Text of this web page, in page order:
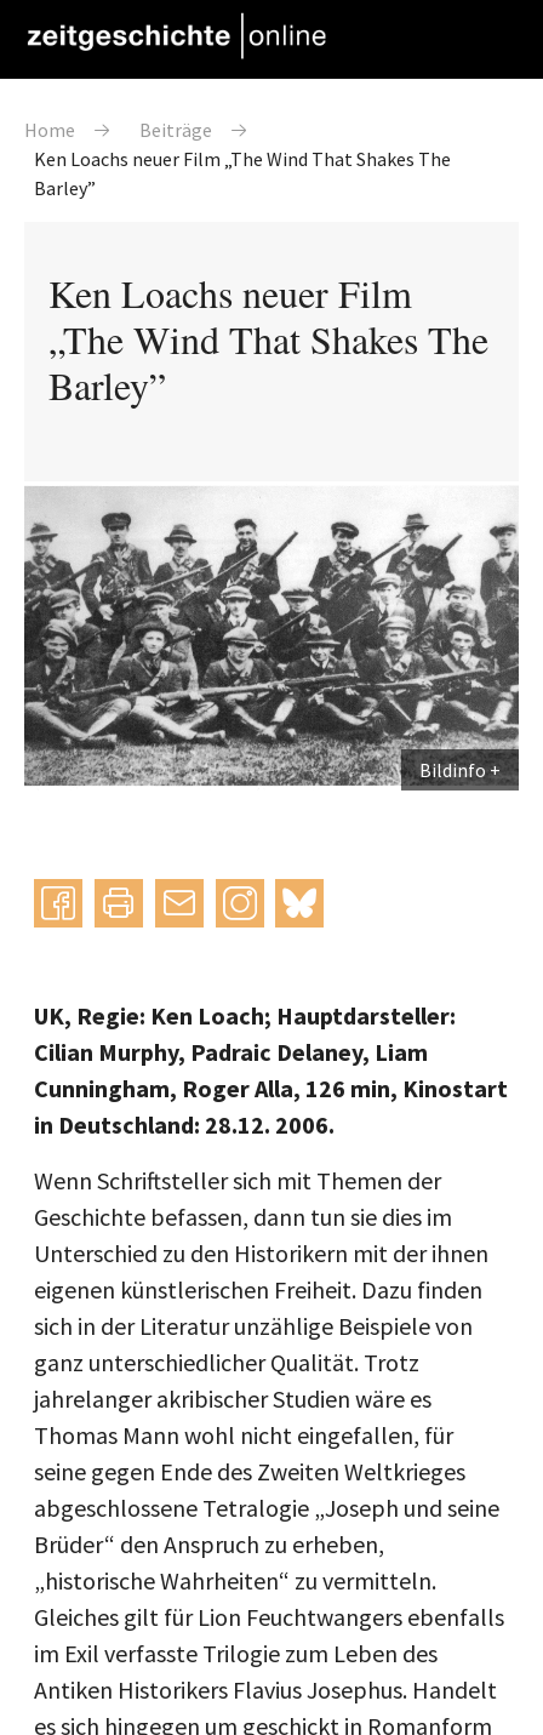
Pfadnavigation
Home
Beiträge
Ken Loachs neuer Film „The Wind That Shakes The
Barley”
Ken Loachs neuer Film
„The Wind That Shakes The
Barley”
Bildinfo
Instagram
bluesky
UK, Regie: Ken Loach; Hauptdarsteller:
Cilian Murphy, Padraic Delaney, Liam
Cunningham, Roger Alla, 126 min, Kinostart
in Deutschland: 28.12. 2006.
Wenn Schriftsteller sich mit Themen der
Geschichte befassen, dann tun sie dies im
Unterschied zu den Historikern mit der ihnen
eigenen künstlerischen Freiheit. Dazu finden
sich in der Literatur unzählige Beispiele von
ganz unterschiedlicher Qualität. Trotz
jahrelanger akribischer Studien wäre es
Thomas Mann wohl nicht eingefallen, für
seine gegen Ende des Zweiten Weltkrieges
abgeschlossene Tetralogie „Joseph und seine
Brüder“ den Anspruch zu erheben,
„historische Wahrheiten“ zu vermitteln.
Gleiches gilt für Lion Feuchtwangers ebenfalls
im Exil verfasste Trilogie zum Leben des
Antiken Historikers Flavius Josephus. Handelt
es sich hingegen um geschickt in Romanform